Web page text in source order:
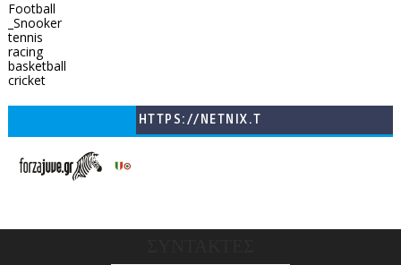
Football
_Snooker
tennis
racing
basketball
cricket
HTTPS://NETNIX.T